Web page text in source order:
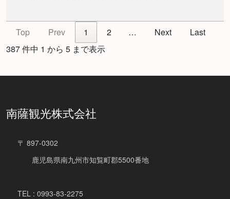
Top Prev 1 2 … Next
Last
387 件中 1 から 5 まで表示
南薩観光株式会社
〒 897-0302
鹿児島県南九州市知覧町郡5500番地
TEL : 0993-83-2275